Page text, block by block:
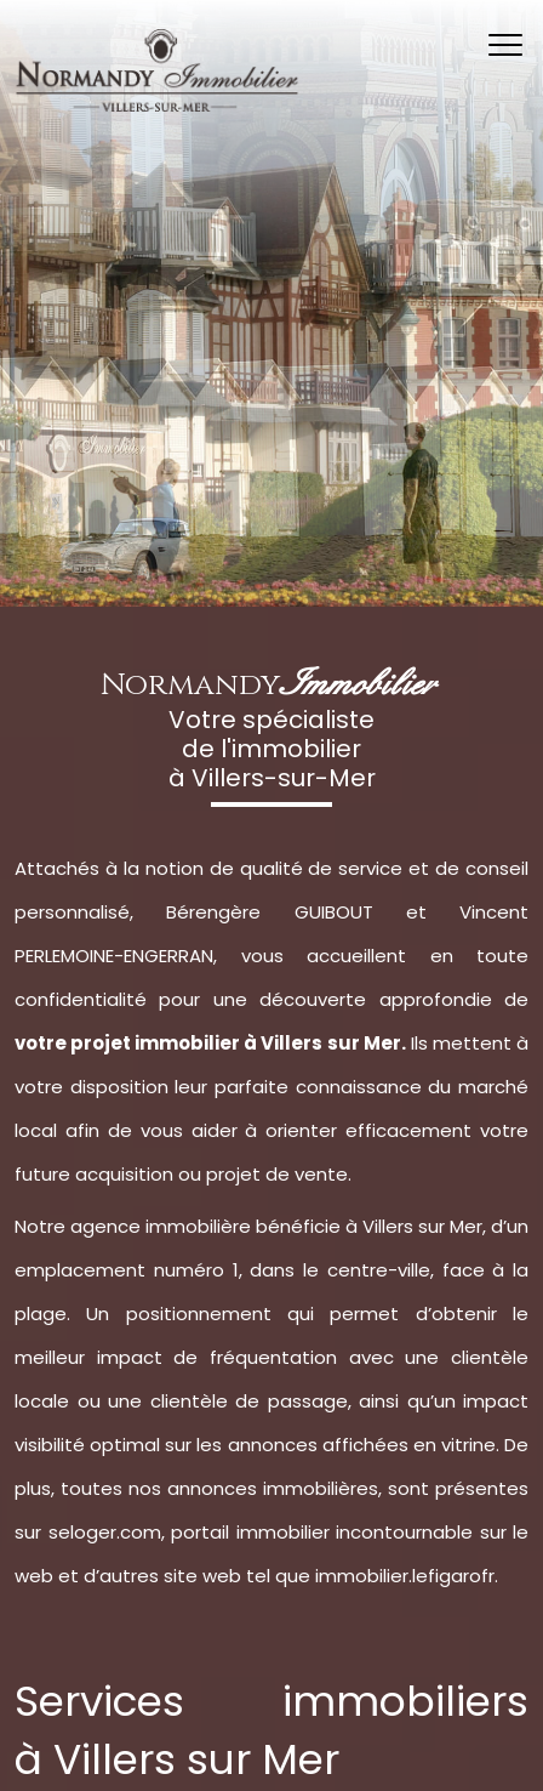
NormandyImmobilier
Votre spécialiste
de l'immobilier
à Villers-sur-Mer
Attachés à la notion de qualité de service et de conseil
personnalisé, Bérengère GUIBOUT et Vincent
PERLEMOINE-ENGERRAN, vous accueillent en toute
confidentialité pour une découverte approfondie de
votre projet immobilier à Villers sur Mer.Ils mettent à
votre disposition leur parfaite connaissance du marché
local afin de vous aider à orienter efficacement votre
future acquisition ou projet de vente.
Notre agence immobilière bénéficie à Villers sur Mer, d’un
emplacement numéro 1, dans le centre-ville, face à la
plage. Un positionnement qui permet d’obtenir le
meilleur impact de fréquentation avec une clientèle
locale ou une clientèle de passage, ainsi qu’un impact
visibilité optimal sur les annonces affichées en vitrine. De
plus, toutes nos annonces immobilières, sont présentes
sur seloger.com, portail immobilier incontournable sur le
web et d’autres site web tel que immobilier.lefigarofr.
Services immobiliers
à Villers sur Mer